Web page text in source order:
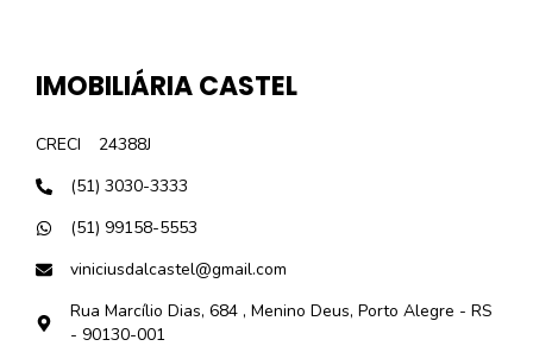
IMOBILIÁRIA CASTEL
CRECI
24388J
(51) 3030-3333
(51) 99158-5553
viniciusdalcastel@gmail.com
Rua Marcílio Dias, 684 , Menino Deus, Porto Alegre - RS
- 90130-001